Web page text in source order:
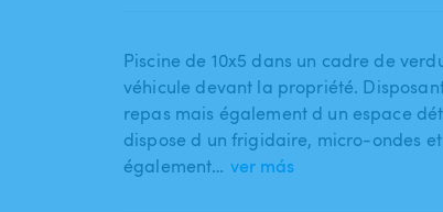
Piscine de 10x5 dans un cadre de
véhicule devant la propriété.
repas mais également d un espace
dispose d un frigidaire​,​ micro-ondes
également… ver más